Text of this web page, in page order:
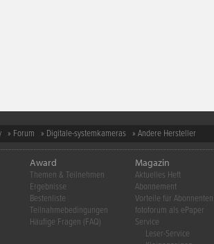
» Forum » Digitale-systemkameras » Andere Hersteller
Award
Themen & Teilnehmen
Ergebnisse
Bestenliste
Teilnahmebedingungen
Häufige Fragen (FAQ)
Magazin
Aktuelles Heft
Abonnement
Vorteile für Abonnenten
fotoforum als ePaper
Service
Leser-Service